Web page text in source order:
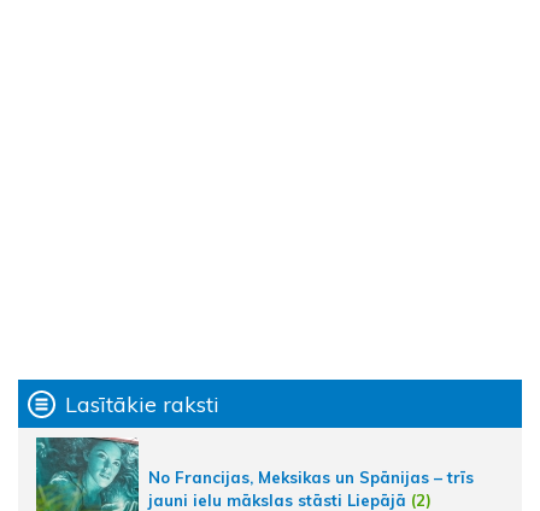
Lasītākie raksti
No Francijas, Meksikas un Spānijas – trīs
jauni ielu mākslas stāsti Liepājā (2)